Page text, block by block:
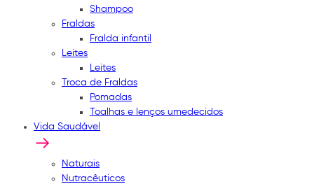
Shampoo
Fraldas
Fralda infantil
Leites
Leites
Troca de Fraldas
Pomadas
Toalhas e lenços umedecidos
Vida Saudável
Naturais
Nutracêuticos